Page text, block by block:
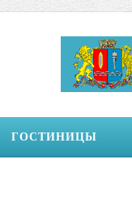
ГОСТИНИЦЫ